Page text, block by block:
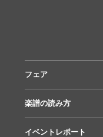
フェア
楽譜の読み方
イベントレポート